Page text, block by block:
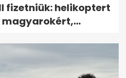
fizetniük: helikoptert